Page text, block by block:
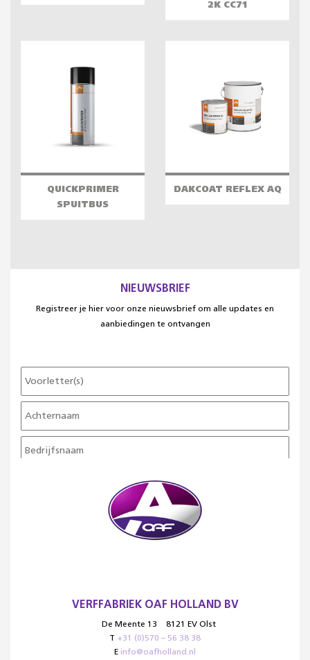
2K CC71
QUICKPRIMER
SPUITBUS
DAKCOAT REFLEX AQ
NIEUWSBRIEF
Registreer je hier voor onze nieuwsbrief om alle updates en
aanbiedingen te ontvangen
VERFFABRIEK OAF HOLLAND BV
De Meente 13
8121 EV Olst
T +31 (0)570 – 56 38 38
E info@oafholland.nl